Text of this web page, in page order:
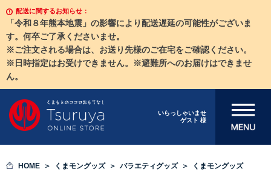
配送に関するお知らせ：
「令和８年熊本地震」の影響により配送遅延の可能性がございま
す。何卒ご了承くださいませ。
※ご注文される場合は、お送り先様のご在宅をご確認ください。
※日時指定はお受けできません。※避難所へのお届けはできませ
ん。
いらっしゃいませ
ゲスト 様
メニューを開
HOME くまモングッズ バラエティグッズ くまモングッズ